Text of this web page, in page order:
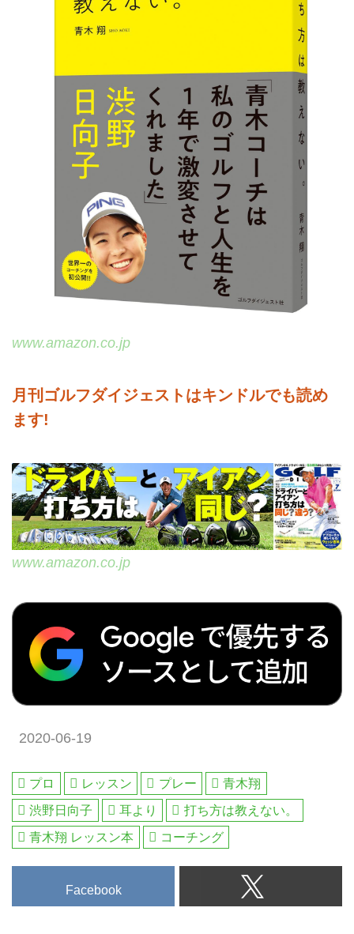
www.amazon.co.jp
月刊ゴルフダイジェストはキンドルでも読め
ます!
www.amazon.co.jp
2020-06-19
プロ レッスン プレー
青木翔
渋野日向子
耳より
打ち方は教えない。
青木翔 レッスン本
コーチング
Facebook